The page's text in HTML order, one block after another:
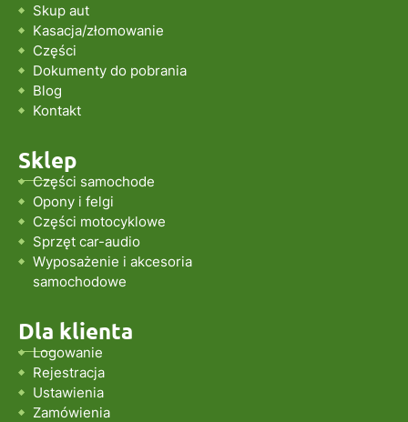
Skup aut
Kasacja/złomowanie
Części
Dokumenty do pobrania
Blog
Kontakt
Sklep
Części samochode
Opony i felgi
Części motocyklowe
Sprzęt car-audio
Wyposażenie i akcesoria
samochodowe
Dla klienta
Logowanie
Rejestracja
Ustawienia
Zamówienia